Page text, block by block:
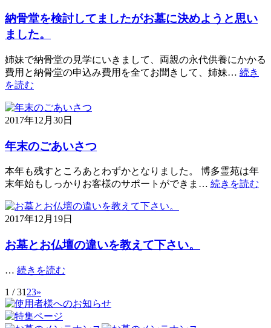
納骨堂を検討してましたがお墓に決めようと思い
ました。
姉妹で納骨堂の見学にいきまして、両親の永代供養にかかる
費用と納骨堂の申込み費用を全てお聞きして、姉妹… 続き
を読む
2017年12月30日
年末のごあいさつ
本年も残すところあとわずかとなりました。 博多霊苑は年
末年始もしっかりお客様のサポートができま… 続きを読む
2017年12月19日
お墓とお仏壇の違いを教えて下さい。
… 続きを読む
1 / 31 23»